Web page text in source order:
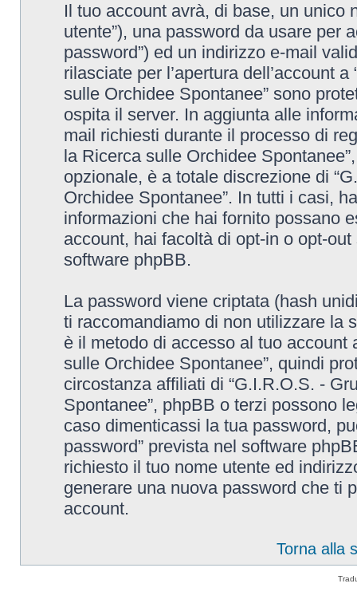
Il tuo account avrà, di base, un unico
utente”), una password da usare per
password”) ed un indirizzo e-mail
rilasciate per l’apertura dell’account
sulle Orchidee Spontanee” sono
ospita il server. In aggiunta alle
mail richiesti durante il processo di
la Ricerca sulle Orchidee
opzionale, è a totale discrezione di
Orchidee Spontanee”. In tutti i casi,
informazioni che hai fornito possano
account, hai facoltà di opt-in o opt-
software phpBB.
La password viene criptata (hash
ti raccomandiamo di non utilizzare la
è il metodo di accesso al tuo account
sulle Orchidee Spontanee”, quindi
circostanza affiliati di “G.I.R.O.S. -
Spontanee”, phpBB o terzi possono
caso dimenticassi la tua password,
password” prevista nel software
richiesto il tuo nome utente ed
generare una nuova password che ti
account.
Torna alla